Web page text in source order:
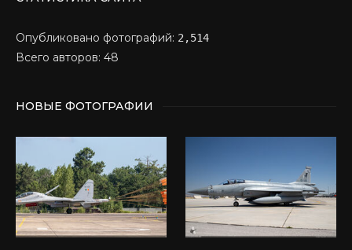
Опубликовано фотографий: 2,514
Всего авторов: 48
НОВЫЕ ФОТОГРАФИИ